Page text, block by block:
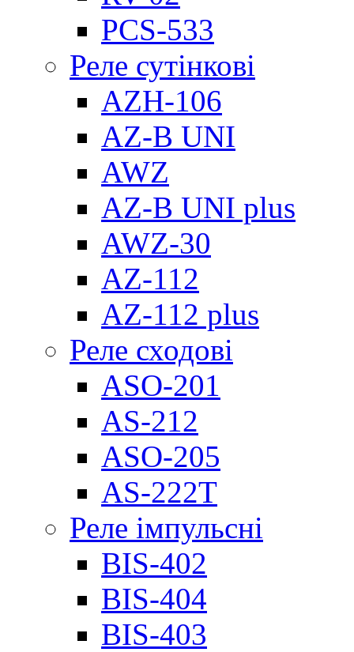
PCS-533
Реле сутінкові
AZH-106
AZ-B UNI
AWZ
AZ-B UNI plus
AWZ-30
AZ-112
AZ-112 plus
Реле сходові
ASO-201
AS-212
ASO-205
AS-222T
Реле імпульсні
BIS-402
BIS-404
BIS-403